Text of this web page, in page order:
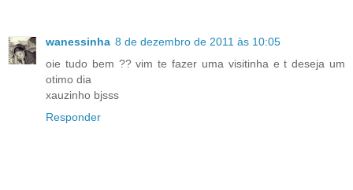
wanessinha 8 de dezembro de 2011 às 10:05
oie tudo bem ?? vim te fazer uma visitinha e t deseja um
otimo dia
xauzinho bjsss
Responder